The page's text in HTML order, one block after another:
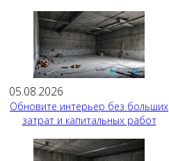
05.08.2026
Обновите интерьер без больших
затрат и капитальных работ